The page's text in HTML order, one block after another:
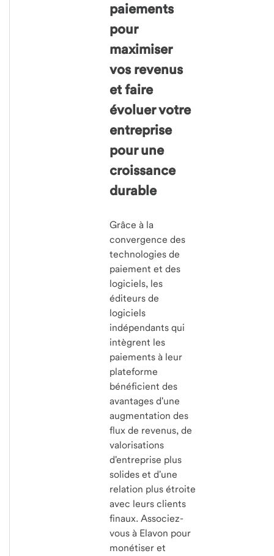
paiements
pour
maximiser
vos revenus
et faire
évoluer votre
entreprise
pour une
croissance
durable
Grâce à la
convergence des
technologies de
paiement et des
logiciels, les
éditeurs de
logiciels
indépendants qui
intègrent les
paiements à leur
plateforme
bénéficient des
avantages d'une
augmentation des
flux de revenus, de
valorisations
d'entreprise plus
solides et d'une
relation plus étroite
avec leurs clients
finaux. Associez-
vous à Elavon pour
monétiser et